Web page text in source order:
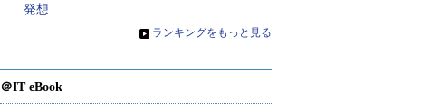
発想
» ランキングをもっと見る
＠IT eBook